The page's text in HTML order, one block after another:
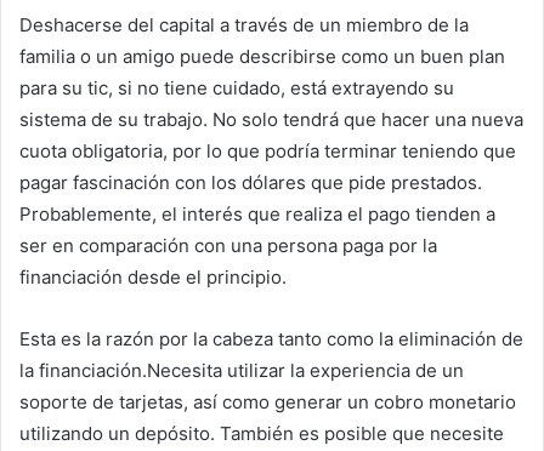
Deshacerse del capital a través de un miembro de la
familia o un amigo puede describirse como un buen plan
para su tic, si no tiene cuidado, está extrayendo su
sistema de su trabajo. No solo tendrá que hacer una nueva
cuota obligatoria, por lo que podría terminar teniendo que
pagar fascinación con los dólares que pide prestados.
Probablemente, el interés que realiza el pago tienden a
ser en comparación con una persona paga por la
financiación desde el principio.
Esta es la razón por la cabeza tanto como la eliminación de
la financiación.Necesita utilizar la experiencia de un
soporte de tarjetas, así como generar un cobro monetario
utilizando un depósito. También es posible que necesite